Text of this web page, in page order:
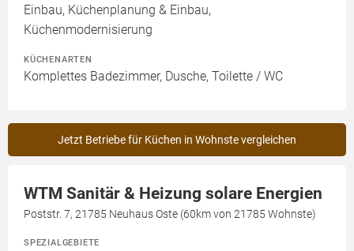
Einbau, Küchenplanung & Einbau,
Küchenmodernisierung
KÜCHENARTEN
Komplettes Badezimmer, Dusche, Toilette / WC
Jetzt Betriebe für Küchen in Wohnste vergleichen
WTM Sanitär & Heizung solare Energien
Poststr. 7, 21785 Neuhaus Oste (60km von 21785 Wohnste)
SPEZIALGEBIETE